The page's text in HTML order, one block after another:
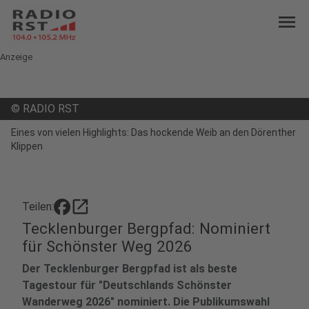
menu
Anzeige
© RADIO RST
Eines von vielen Highlights: Das hockende Weib an den Dörenther
Klippen
Teilen: open_in_new
Tecklenburger Bergpfad: Nominiert
für Schönster Weg 2026
Der Tecklenburger Bergpfad ist als beste
Tagestour für "Deutschlands Schönster
Wanderweg 2026" nominiert. Die Publikumswahl